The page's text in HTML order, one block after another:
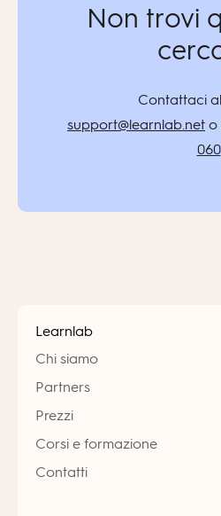
Non trovi
Contattaci
support@learnlab.net o
060
Learnlab
Chi siamo
Partners
Prezzi
Corsi e formazione
Contatti